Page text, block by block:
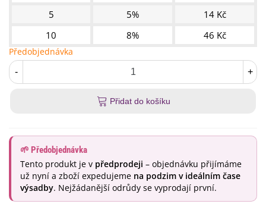
5 5%
14 Kč
10
8% 46 Kč
Předobjednávka
- +
Přidat do košíku
🌱 Předobjednávka
Tento produkt je v předprodeji – objednávku přijímáme
už nyní a zboží expedujeme na podzim v ideálním čase
výsadby. Nejžádanější odrůdy se vyprodají první.